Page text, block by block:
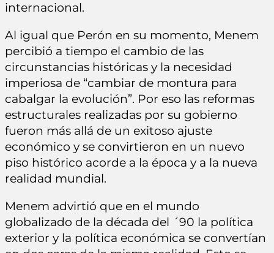
internacional.
Al igual que Perón en su momento, Menem
percibió a tiempo el cambio de las
circunstancias históricas y la necesidad
imperiosa de “cambiar de montura para
cabalgar la evolución”. Por eso las reformas
estructurales realizadas por su gobierno
fueron más allá de un exitoso ajuste
económico y se convirtieron en un nuevo
piso histórico acorde a la época y a la nueva
realidad mundial.
Menem advirtió que en el mundo
globalizado de la década del ´90 la política
exterior y la política económica se convertían